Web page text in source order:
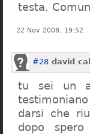
testa.
22 Nov 2008, 19:52
#28 david
tu sei un
darsi che
dopo